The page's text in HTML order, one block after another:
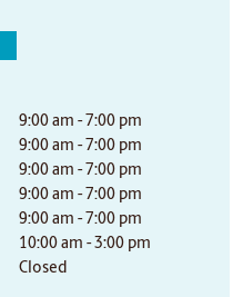
9:00 am - 7:00 pm
9:00 am - 7:00 pm
9:00 am - 7:00 pm
9:00 am - 7:00 pm
9:00 am - 7:00 pm
10:00 am - 3:00 pm
Closed